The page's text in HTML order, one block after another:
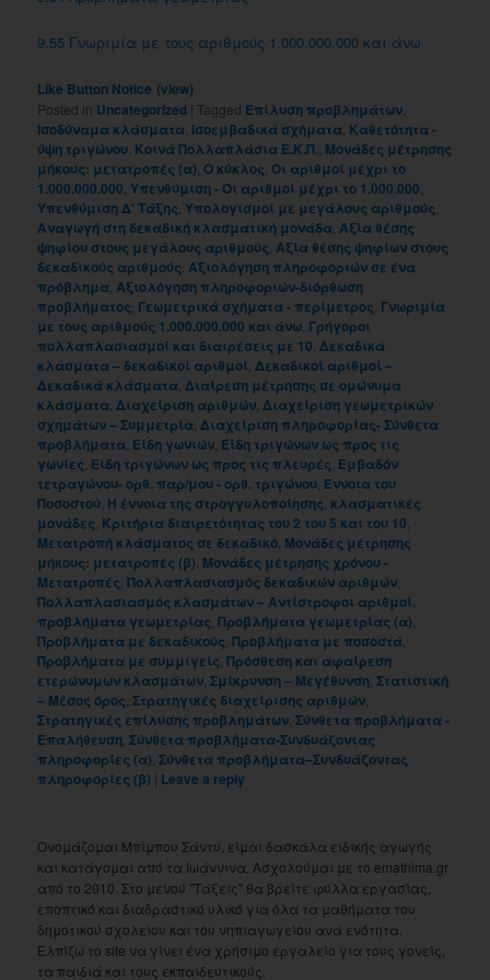
9.55 Γνωριμία με τους αριθμούς 1.000.000.000 και άνω
Like Button Notice (view)
Posted in Uncategorized | Tagged Eπίλυση προβλημάτων
Iσοδύναμα κλάσματα Iσοεμβαδικά σχήματα Kαθετότητα -
ύψη τριγώνου Kοινά Πολλαπλάσια E.K.Π. Mονάδες μέτρησης
μήκους: μετατροπές (α) ,O κύκλος ,Oι αριθμοί μέχρι το
1.000.000.000 Yπενθύμιση - Oι αριθμοί μέχρι το 1.000.000
Yπενθύμιση Δ' Tάξης Yπολογισμοί με μεγάλους αριθμούς
Αναγωγή στη δεκαδική κλασματική μονάδα Αξία θέσης
ψηφίου στους μεγάλους αριθμούς Αξία θέσης ψηφίων στους
δεκαδικούς αριθμούς Αξιολόγηση πληροφοριών σε ένα
πρόβλημα Αξιολόγηση πληροφοριών-διόρθωση
προβλήματος Γεωμετρικά σχήματα - περίμετρος Γνωριμία
με τους αριθμούς 1.000.000.000 και άνω Γρήγοροι
πολλαπλασιασμοί και διαιρέσεις με 10 ,Δεκαδικά
κλάσματα – δεκαδικοί αριθμοί ,Δεκαδικοί αριθμοί –
Δεκαδικά κλάσματα ,Διαίρεση μέτρησης σε ομώνυμα
κλάσματα ,Διαχείριση αριθμών ,Διαχείριση γεωμετρικών
σχημάτων – Συμμετρία ,Διαχείριση πληροφορίας- Σύνθετα
προβλήματα Είδη γωνιών Είδη τριγώνων ως προς τις
γωνίες Είδη τριγώνων ως προς τις πλευρές Εμβαδόν
τετραγώνου- ορθ. παρ/μου - ορθ. τριγώνου Έννοια του
Ποσοστού Η έννοια της στρογγυλοποίησης κλασματικές
μονάδες Κριτήρια διαιρετότητας του 2 του 5 και του 10
Μετατροπή κλάσματος σε δεκαδικό Μονάδες μέτρησης
μήκους: μετατροπές (β) Μονάδες μέτρησης χρόνου -
Μετατροπές ,Πολλαπλασιασμός δεκαδικών αριθμών
Πολλαπλασιασμός κλασμάτων – Αντίστροφοι αριθμοί
προβλήματα γεωμετρίας ,Προβλήματα γεωμετρίας (α)
Προβλήματα με δεκαδικούς ,Προβλήματα με ποσοστά
Προβλήματα με συμμιγείς ,Πρόσθεση και αφαίρεση
ετερώνυμων κλασμάτων ,Σμίκρυνση – Μεγέθυνση ,Στατιστική
– Μέσος όρος ,Στρατηγικές διαχείρισης αριθμών
Στρατηγικές επίλυσης προβλημάτων ,Σύνθετα προβλήματα -
Επαλήθευση ,Σύνθετα προβλήματα-Συνδυάζοντας
πληροφορίες (α) ,Σύνθετα προβλήματα–Συνδυάζοντας
πληροφορίες (β) | Leave a reply
Ονομάζομαι Μπίμπου Σάντυ, είμαι δασκάλα ειδικής αγωγής
και κατάγομαι από τα Ιωάννινα. Ασχολούμαι με το emathima.gr
από το 2010. Στο μενού "Τάξεις" θα βρείτε φύλλα εργασίας,
εποπτικό και διαδραστικό υλικό για όλα τα μαθήματα του
δημοτικού σχολείου και του νηπιαγωγείου ανά ενότητα.
Ελπίζω το site να γίνει ένα χρήσιμο εργαλείο για τους γονείς,
τα παιδιά και τους εκπαιδευτικούς.